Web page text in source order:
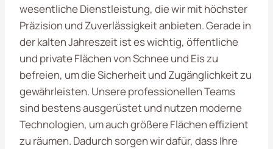
wesentliche Dienstleistung, die wir mit höchster
Präzision und Zuverlässigkeit anbieten. Gerade in
der kalten Jahreszeit ist es wichtig, öffentliche
und private Flächen von Schnee und Eis zu
befreien, um die Sicherheit und Zugänglichkeit zu
gewährleisten. Unsere professionellen Teams
sind bestens ausgerüstet und nutzen moderne
Technologien, um auch größere Flächen effizient
zu räumen. Dadurch sorgen wir dafür, dass Ihre